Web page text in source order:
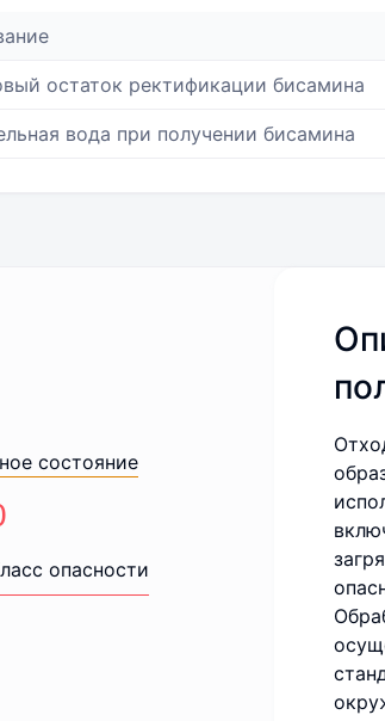
остаток ректификации бисамина
вода при получении бисамина
состояние
опасности